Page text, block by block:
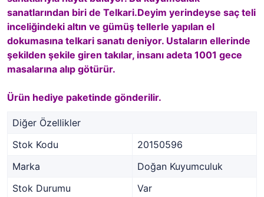
sanatlarından biri de Telkari.Deyim yerindeyse saç teli
inceliğindeki altın ve gümüş tellerle yapılan el
dokumasına telkari sanatı deniyor. Ustaların ellerinde
şekilden şekile giren takılar, insanı adeta 1001 gece
masalarına alıp götürür.
Ürün hediye paketinde gönderilir.
Diğer Özellikler
Stok Kodu
20150596
Marka
Doğan Kuyumculuk
Stok Durumu
Var